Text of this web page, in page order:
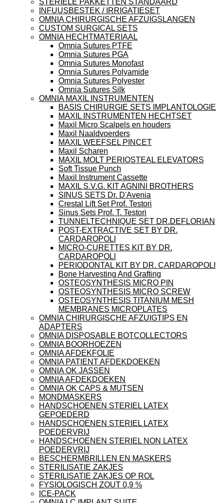
STERIELE PAKKETTEN STANDAARD
INFUUSBESTEK / IRRIGATIESET
OMNIA CHIRURGISCHE AFZUIGSLANGEN
CUSTOM SURGICAL SETS
OMNIA HECHTMATERIAAL
Omnia Sutures PTFE
Omnia Sutures PGA
Omnia Sutures Monofast
Omnia Sutures Polyamide
Omnia Sutures Polyester
Omnia Sutures Silk
OMNIA MAXIL INSTRUMENTEN
BASIS CHIRURGIE SETS IMPLANTOLOGIE
MAXIL INSTRUMENTEN HECHTSET
Maxil Micro Scalpels en houders
Maxil Naaldvoerders
MAXIL WEEFSEL PINCET
Maxil Scharen
MAXIL MOLT PERIOSTEAL ELEVATORS
Soft Tissue Punch
Maxil Instrument Cassette
MAXIL S.V.G. KIT AGNINI BROTHERS
SINUS SETS Dr. D'Avenia
Crestal Lift Set Prof. Testori
Sinus Sets Prof. T. Testori
TUNNELTECHNIQUE SET DR.DEFLORIAN
POST-EXTRACTIVE SET BY DR.
CARDAROPOLI
MICRO-CURETTES KIT BY DR.
CARDAROPOLI
PERIODONTAL KIT BY DR. CARDAROPOLI
Bone Harvesting And Grafting
OSTEOSYNTHESIS MICRO PIN
OSTEOSYNTHESIS MICRO SCREW
OSTEOSYNTHESIS TITANIUM MESH
MEMBRANES MICROPLATES
OMNIA CHIRURGISCHE AFZUIGTIPS EN
ADAPTERS
OMNIA DISPOSABLE BOTCOLLECTORS
OMNIA BOORHOEZEN
OMNIA AFDEKFOLIE
OMNIA PATIENT AFDEKDOEKEN
OMNIA OK JASSEN
OMNIA AFDEKDOEKEN
OMNIA OK CAPS & MUTSEN
MONDMASKERS
HANDSCHOENEN STERIEL LATEX
GEPOEDERD
HANDSCHOENEN STERIEL LATEX
POEDERVRIJ
HANDSCHOENEN STERIEL NON LATEX
POEDERVRIJ
BESCHERMBRILLEN EN MASKERS
STERILISATIE ZAKJES
STERILISATIE ZAKJES OP ROL
FYSIOLOGISCH ZOUT 0,9 %
ICE-PACK